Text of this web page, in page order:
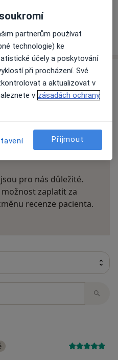
o adrese
názor
pro nás důležité.
zaplatit za
recenze pacienta.
partnerům používat
technologie) ke
účely a poskytování
při procházení. Své
a aktualizovat v
v zásadách ochrany
Přijmout